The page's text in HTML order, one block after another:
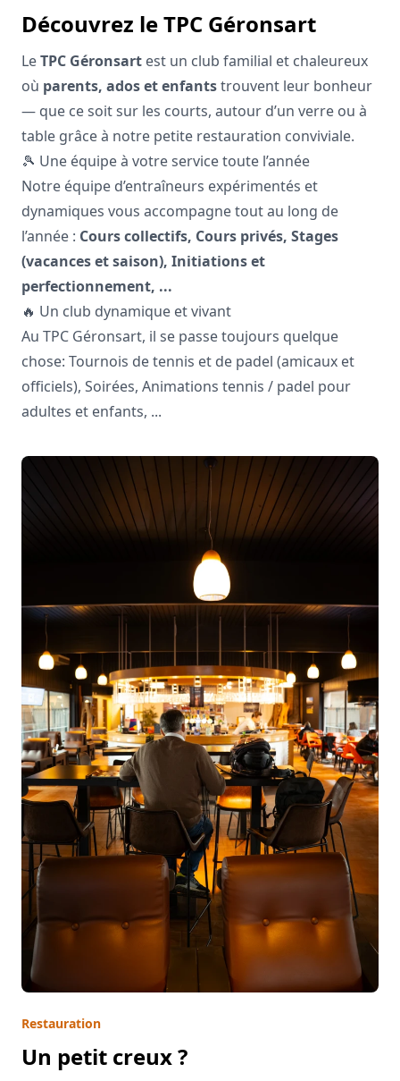
Découvrez le TPC Géronsart
LeTPC Géronsart est un club familial et chaleureux
où parents, ados et enfantstrouvent leur bonheur
— que ce soit sur les courts, autour d’un verre ou à
table grâce à notre petite restauration conviviale.
🎾 Une équipe à votre service toute l’année
Notre équipe d’entraîneurs expérimentés et
dynamiques vous accompagne tout au long de
l’année : Cours collectifs, Cours privés, Stages
(vacances et saison), Initiations et
perfectionnement, ...
🔥 Un club dynamique et vivant
Au TPC Géronsart, il se passe toujours quelque
chose: Tournois de tennis et de padel (amicaux et
officiels), Soirées, Animations tennis / padel pour
adultes et enfants, ...
Restauration
Un petit creux ?